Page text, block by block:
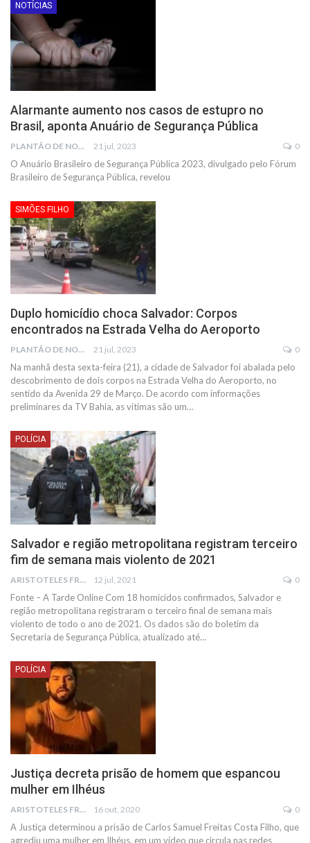
NOTÍCIAS
Alarmante aumento nos casos de estupro no
Brasil, aponta Anuário de Segurança Pública
PLANTÃO DE NOTÍCIAS 21 jul, 2023 0
O Anuário Brasileiro de Segurança Pública 2023, divulgado pelo Fórum
Brasileiro de Segurança Pública, revelou
SIMÕES FILHO
Duplo homicídio choca Salvador: Corpos
encontrados na Estrada Velha do Aeroporto
PLANTÃO DE NOTÍCIAS 21 jul, 2023 0
Na manhã desta sexta-feira (21), a cidade de Salvador foi abalada pelo
descobrimento de dois corpos na Estrada Velha do Aeroporto, no
sentido da Avenida 29 de Março. De acordo com informações
preliminares da TV Bahia, as vítimas são um…
POLÍCIA
Salvador e região metropolitana registram terceiro
fim de semana mais violento de 2021
ARISTOTELES FRANCO 12 jul, 2021 0
Fonte – A Tarde Online Com 18 homicídos confirmados, Salvador e
região metropolitana registraram o terceiro final de semana mais
violento de todo o ano de 2021. Os dados são do boletim da
Secretaria de Segurança Pública, atualizado até…
POLÍCIA
Justiça decreta prisão de homem que espancou
mulher em Ilhéus
ARISTOTELES FRANCO 16 out, 2020 0
A Justiça determinou a prisão de Carlos Samuel Freitas Costa Filho, que
agrediu uma mulher em Ilhéus, em um vídeo que circula nas redes